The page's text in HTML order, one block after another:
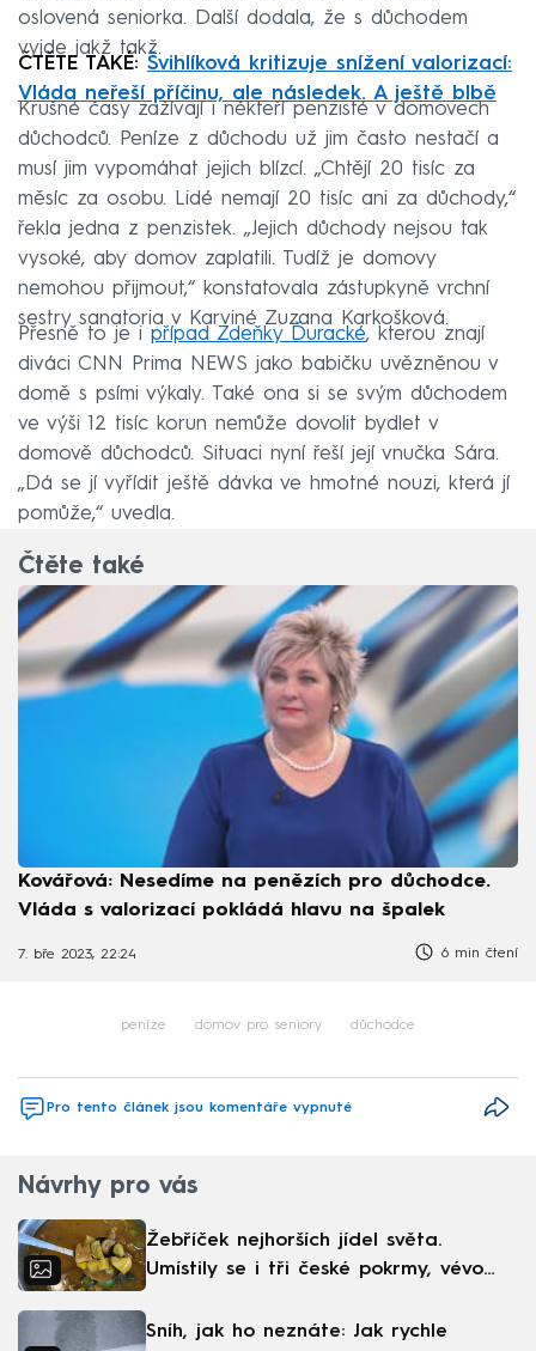
oslovená seniorka. Další dodala, že s důchodem
vyjde jakž takž.
ČTĚTE TAKÉ: Švihlíková kritizuje snížení valorizací:
Vláda neřeší příčinu, ale následek. A ještě blbě
Krušné časy zažívají i někteří penzisté v domovech
důchodců. Peníze z důchodu už jim často nestačí a
musí jim vypomáhat jejich blízcí. „Chtějí 20 tisíc za
měsíc za osobu. Lidé nemají 20 tisíc ani za důchody,“
řekla jedna z penzistek. „Jejich důchody nejsou tak
vysoké, aby domov zaplatili. Tudíž je domovy
nemohou přijmout,“ konstatovala zástupkyně vrchní
sestry sanatoria v Karviné Zuzana Karkošková.
Přesně to je i případ Zdeňky Ďuracké, kterou znají
diváci CNN Prima NEWS jako babičku uvězněnou v
domě s psími výkaly. Také ona si se svým důchodem
ve výši 12 tisíc korun nemůže dovolit bydlet v
domově důchodců. Situaci nyní řeší její vnučka Sára.
„Dá se jí vyřídit ještě dávka ve hmotné nouzi, která jí
pomůže,“ uvedla.
Čtěte také
Kovářová: Nesedíme na penězích pro důchodce.
Vláda s valorizací pokládá hlavu na špalek
7. bře 2023, 22:24 6 min čtení
peníze domov pro seniory důchodce
Pro tento článek jsou komentáře vypnuté
Návrhy pro vás
Žebříček nejhorších jídel světa.
Umístily se i tři české pokrmy, vévodí
Sníh, jak ho neznáte: Jak rychle